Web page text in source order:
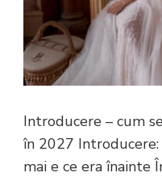
Introducere – cum
în 2027
mai e ce era înainte